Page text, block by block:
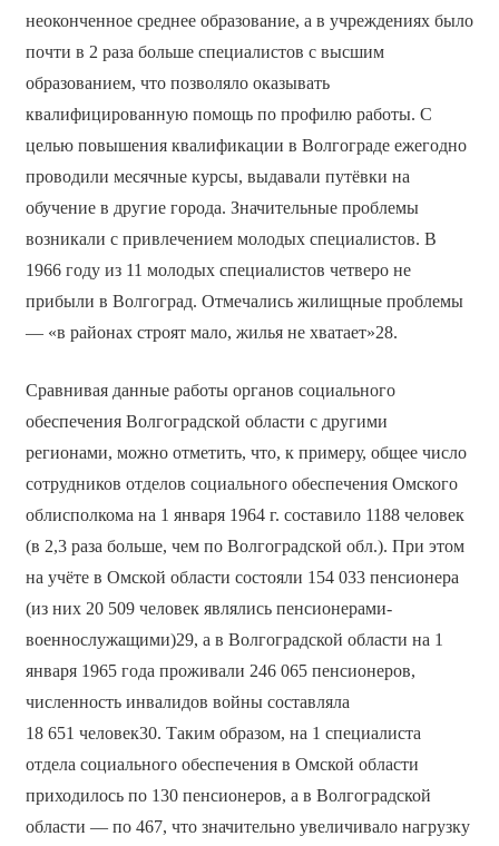
неоконченное среднее образование, а в учреждениях было
почти в 2 раза больше специалистов с высшим
образованием, что позволяло оказывать
квалифицированную помощь по профилю работы. С
целью повышения квалификации в Волгограде ежегодно
проводили месячные курсы, выдавали путёвки на
обучение в другие города. Значительные проблемы
возникали с привлечением молодых специалистов. В
1966 году из 11 молодых специалистов четверо не
прибыли в Волгоград. Отмечались жилищные проблемы
— «в районах строят мало, жилья не хватает»28.
Сравнивая данные работы органов социального
обеспечения Волгоградской области с другими
регионами, можно отметить, что, к примеру, общее число
сотрудников отделов социального обеспечения Омского
облисполкома на 1 января 1964 г. составило 1188 человек
(в 2,3 раза больше, чем по Волгоградской обл.). При этом
на учёте в Омской области состояли 154 033 пенсионера
(из них 20 509 человек являлись пенсионерами-
военнослужащими)29, а в Волгоградской области на 1
января 1965 года проживали 246 065 пенсионеров,
численность инвалидов войны составляла
18 651 человек30. Таким образом, на 1 специалиста
отдела социального обеспечения в Омской области
приходилось по 130 пенсионеров, а в Волгоградской
области — по 467, что значительно увеличивало нагрузку